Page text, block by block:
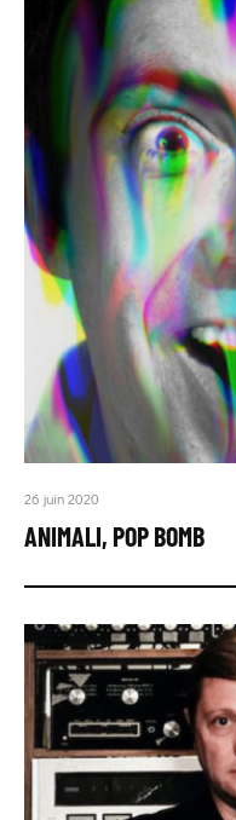
26 juin 2020
ANIMALI, POP BOMB